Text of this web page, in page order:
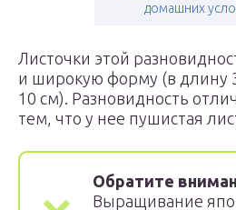
домашних
Листочки этой
и широкую форму (в длину
10 см). Разновидность
тем, что у нее пушистая
Обратите
Выращивание